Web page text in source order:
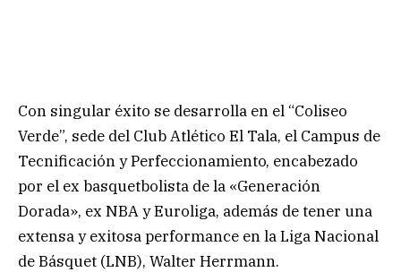
Con singular éxito se desarrolla en el “Coliseo
Verde”, sede del Club Atlético El Tala, el Campus de
Tecnificación y Perfeccionamiento, encabezado
por el ex basquetbolista de la «Generación
Dorada», ex NBA y Euroliga, además de tener una
extensa y exitosa performance en la Liga Nacional
de Básquet (LNB), Walter Herrmann.